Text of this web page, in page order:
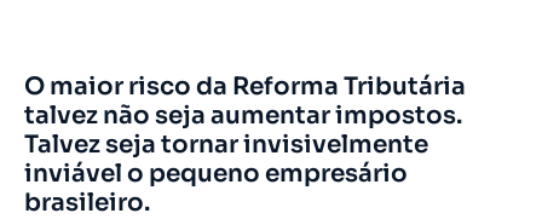
O maior risco da Reforma Tributária
talvez não seja aumentar impostos.
Talvez seja tornar invisivelmente
inviável o pequeno empresário
brasileiro.